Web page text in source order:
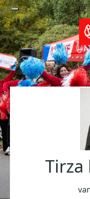
Tirza